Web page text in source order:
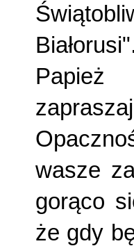
wasze
gorąco
że gdy